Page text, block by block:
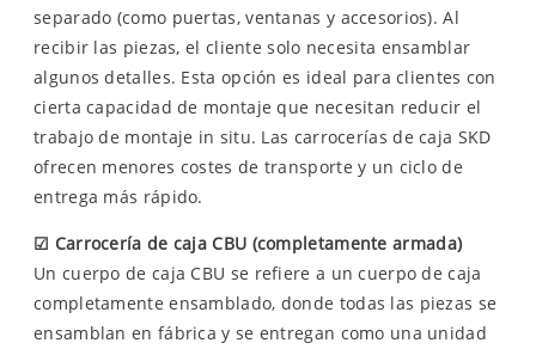
separado (como puertas, ventanas y accesorios). Al
recibir las piezas, el cliente solo necesita ensamblar
algunos detalles. Esta opción es ideal para clientes con
cierta capacidad de montaje que necesitan reducir el
trabajo de montaje in situ. Las carrocerías de caja SKD
ofrecen menores costes de transporte y un ciclo de
entrega más rápido.
☑ Carrocería de caja CBU (completamente armada)
Un cuerpo de caja CBU se refiere a un cuerpo de caja
completamente ensamblado, donde todas las piezas se
ensamblan en fábrica y se entregan como una unidad